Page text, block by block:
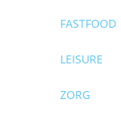
FASTFOOD
LEISURE
ZORG